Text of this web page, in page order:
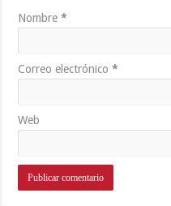
Nombre*
Correo electrónico*
Web